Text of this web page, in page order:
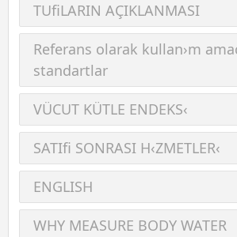
TUﬁLARIN AÇIKLANMASI
Referans olarak kullan›m
standartlar
VÜCUT KÜTLE ENDEKS‹
SATIﬁ SONRASI H‹ZMETLER‹
ENGLISH
WHY MEASURE BODY WATER